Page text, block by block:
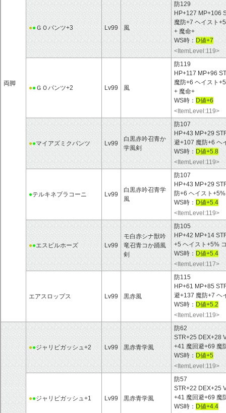
両脚
●●ＧＯパンツ+3 Lv99 風
防129
HP+127 MP+106
魔防+7 ヘイスト
+ 魔命+
WS時： D値+7
<ItemLevel:119>
●●ＧＯパンツ+2 Lv99 風
防119
HP+117 MP+96
魔防+6 ヘイスト
+ 魔命+
WS時： D値+6
<ItemLevel:119>
●●マイアズミクパンツ Lv99
白黒赤吟召青か
学風剣
防107
HP+43 MP+29
避+107 魔防+6 ヘ
WS時： D値+5.8
<ItemLevel:119>
●テルキネブラコーニ Lv99
白黒赤吟召青学
風
防107
HP+43 MP+29
防+6 ヘイスト
WS時： D値+5.4
<ItemLevel:119>
●●エスピルホーズ Lv99
モ白赤シナ獣吟
竜召青コか踊風
剣
防105
HP+42 MP+14
+5 ヘイスト+5%
WS時： D値+5.4
<ItemLevel:117>
エアスロップス Lv99 黒赤風
防115
HP+61 MP+85
避+137 魔防+7 ヘ
WS時： D値+5.2
<ItemLevel:119>
●●ジャリピガッシュ+2 Lv99 黒赤青学風
防62
STR+25 DEX+28
+41 魔回避+69 魔
WS時： D値+5
<ItemLevel:119>
●●ジャリピガッシュ+1 Lv99 黒赤青学風
防57
STR+22 DEX+25
+41 魔回避+69 魔
WS時： D値+4.4